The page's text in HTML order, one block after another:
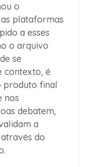
o
plataformas
a esses
o arquivo
se
contexto, é
produto final
nos
debatem,
a
do